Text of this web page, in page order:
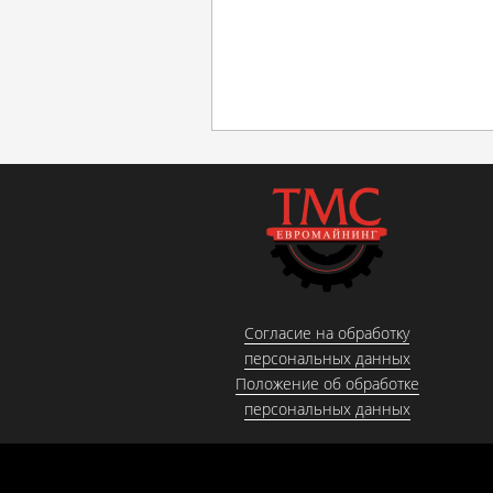
Согласие на обработку
персональных данных
Положение об обработке
персональных данных